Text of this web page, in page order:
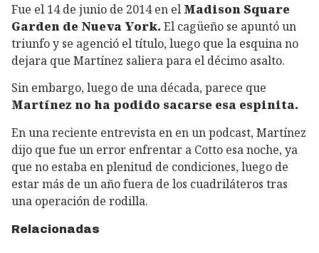
Fue el 14 de junio de 2014 en el Madison Square
Garden de Nueva York. El cagüeño se apuntó un
triunfo y se agenció el título, luego que la esquina no
dejara que Martínez saliera para el décimo asalto.
Sin embargo, luego de una década, parece que
Martínez no ha podido sacarse esa espinita.
En una reciente entrevista en en un podcast, Martínez
dijo que fue un error enfrentar a Cotto esa noche, ya
que no estaba en plenitud de condiciones, luego de
estar más de un año fuera de los cuadriláteros tras
una operación de rodilla.
Relacionadas